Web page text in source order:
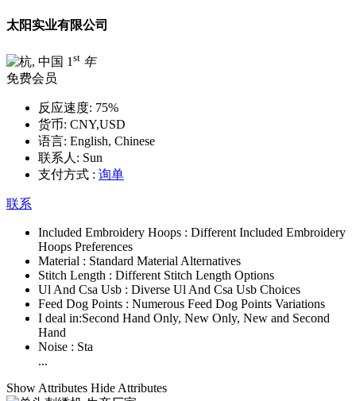
太阳实业有限公司
1 st 年
免费会员
反应速度: 75%
货币: CNY,USD
语言: English, Chinese
联系人: Sun
支付方式 : 询单
联系
Included Embroidery Hoops : Different Included Embroidery
Hoops Preferences
Material : Standard Material Alternatives
Stitch Length : Different Stitch Length Options
Ul And Csa Usb : Diverse Ul And Csa Usb Choices
Feed Dog Points : Numerous Feed Dog Points Variations
I deal in:Second Hand Only, New Only, New and Second
Hand
Noise : Sta
...
Show Attributes Hide Attributes